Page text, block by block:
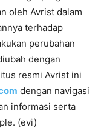
oleh Avrist dalam
terhadap
perubahan
dengan
resmi Avrist ini
dengan navigasi
informasi serta
(evi)